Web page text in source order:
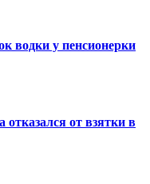
водки у пенсионерки
отказался от взятки в